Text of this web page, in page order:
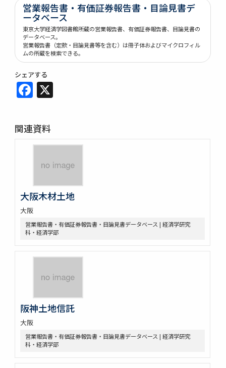
営業報告書・有価証券報告書・目論見書デ
ータベース
東京大学経済学図書館所蔵の営業報告書、有価証券報告書、目論見書の
データベース。
営業報告書（定款・目論見書等を含む）は冊子体およびマイクロフィル
ムの所蔵を検索できる。
シェアする
Facebook
関連資料
大阪木材土地
大阪
営業報告書・有価証券報告書・目論見書データベース | 経済学研究
科・経済学部
阪神土地信託
大阪
営業報告書・有価証券報告書・目論見書データベース | 経済学研究
科・経済学部